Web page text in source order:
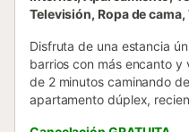
Televisión, Ropa de cama,
Disfruta de una estancia
barrios con más encanto y
de 2 minutos caminando
apartamento dúplex,